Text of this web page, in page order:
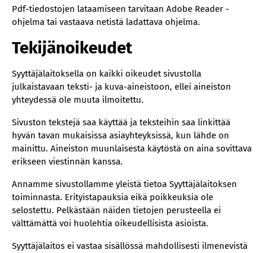
Pdf-tiedostojen lataamiseen tarvitaan Adobe Reader -
ohjelma tai vastaava netistä ladattava ohjelma.
Tekijänoikeudet
Syyttäjälaitoksella on kaikki oikeudet sivustolla
julkaistavaan teksti- ja kuva-aineistoon, ellei aineiston
yhteydessä ole muuta ilmoitettu.
Sivuston tekstejä saa käyttää ja teksteihin saa linkittää
hyvän tavan mukaisissa asiayhteyksissä, kun lähde on
mainittu. Aineiston muunlaisesta käytöstä on aina sovittava
erikseen viestinnän kanssa.
Annamme sivustollamme yleistä tietoa Syyttäjälaitoksen
toiminnasta. Erityistapauksia eikä poikkeuksia ole
selostettu. Pelkästään näiden tietojen perusteella ei
välttämättä voi huolehtia oikeudellisista asioista.
Syyttäjälaitos ei vastaa sisällössä mahdollisesti ilmenevistä